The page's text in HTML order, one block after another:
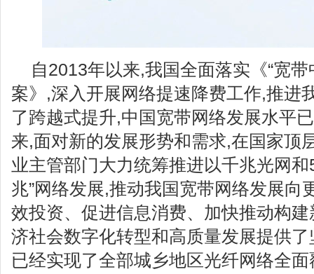
自2013年以来,我国全面落实《“宽
案》,深入开展网络提速降费工作,推进
了跨越式提升,中国宽带网络发展水平
来,面对新的发展形势和需求,在国家顶
业主管部门大力统筹推进以千兆光网和
兆”网络发展,推动我国宽带网络发展向
效投资、促进信息消费、加快推动构
济社会数字化转型和高质量发展提供
已经实现了全部城乡地区光纤网络全